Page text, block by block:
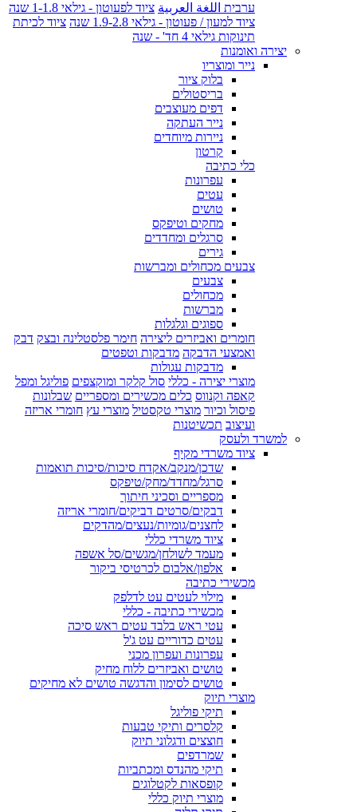
ערבית اللغة العربية ציוד לפעוטון - גילאי 1-1.8 שנה
ציוד למעון / פעוטון - גילאי 1.9-2.8 שנה
ציוד לכיתת
תינוקות גילאי 4 חד' - שנה
יצירה ואומנות
נייר ומוצריו
בלוק ציור
בריסטולים
דפים מעוצבים
נייר העתקה
ניירות מיוחדים
קרטון
כלי כתיבה
עפרונות
עטים
טושים
מחקים וטיפקס
סרגלים ומחדדים
גירים
צבעים מכחולים ומברשות
צבעים
מכחולים
מברשות
ספוגים וגלגלות
חומרים ואביזרים ליצירה חימר פלסטלינה ובצק דבק
ואמצעי הדבקה מדבקות וטפטים
מדבקות עגולות
מוצרי יצירה - כללי סול קלקר ומוקצפים פוליגל ומפל
קאפה וקנווס כלים מכשירים ומספריים שבלונות
פיסול וכיור מוצרי טקסטיל מוצרי עץ חומרי אריזה
ועיצוב תכשיטנות
למשרד ולעסק
ציוד משרדי מקיף
שדכן/מנקב/אקדח סיכות/סיכות תואמות
סרגל/מחדד/מחק/טיפקס
מספריים וסכיני חיתוך
דבקים/סרטים דביקים/חומרי אריזה
לחצנים/גומיות/נעצים/מהדקים
ציוד משרדי כללי
מעמד לשולחן/מגשים/סל אשפה
אלפון/אלבום לכרטיסי ביקור
מכשירי כתיבה
מילוי לעטים עט לדלפק
מכשירי כתיבה - כללי
עטי ראש בלבד עטים ראש סיכה
עטים כדוריים עט ג'ל
עפרונות ועפרון מכני
טושים ואביזרים ללוח מחיק
טושים לסימון והדגשה טושים לא מחיקים
מוצרי תיוק
תיקי פוליגל
קלסרים ותיקי טבעות
חוצצים ודגלוני תיוק
שמרדפים
תיקי מהנדס ומכתביות
קופסאות לקטלוגים
מוצרי תיוק כללי